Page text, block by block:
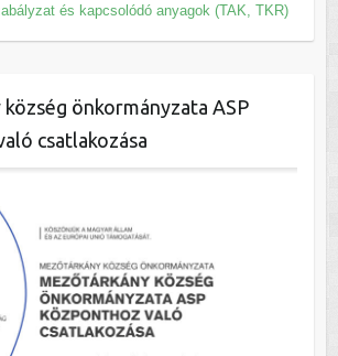
és kapcsolódó anyagok (TAK, TKR)
önkormányzata ASP
csatlakozása